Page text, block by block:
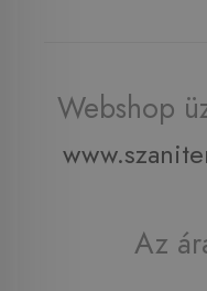
Webshop
Az